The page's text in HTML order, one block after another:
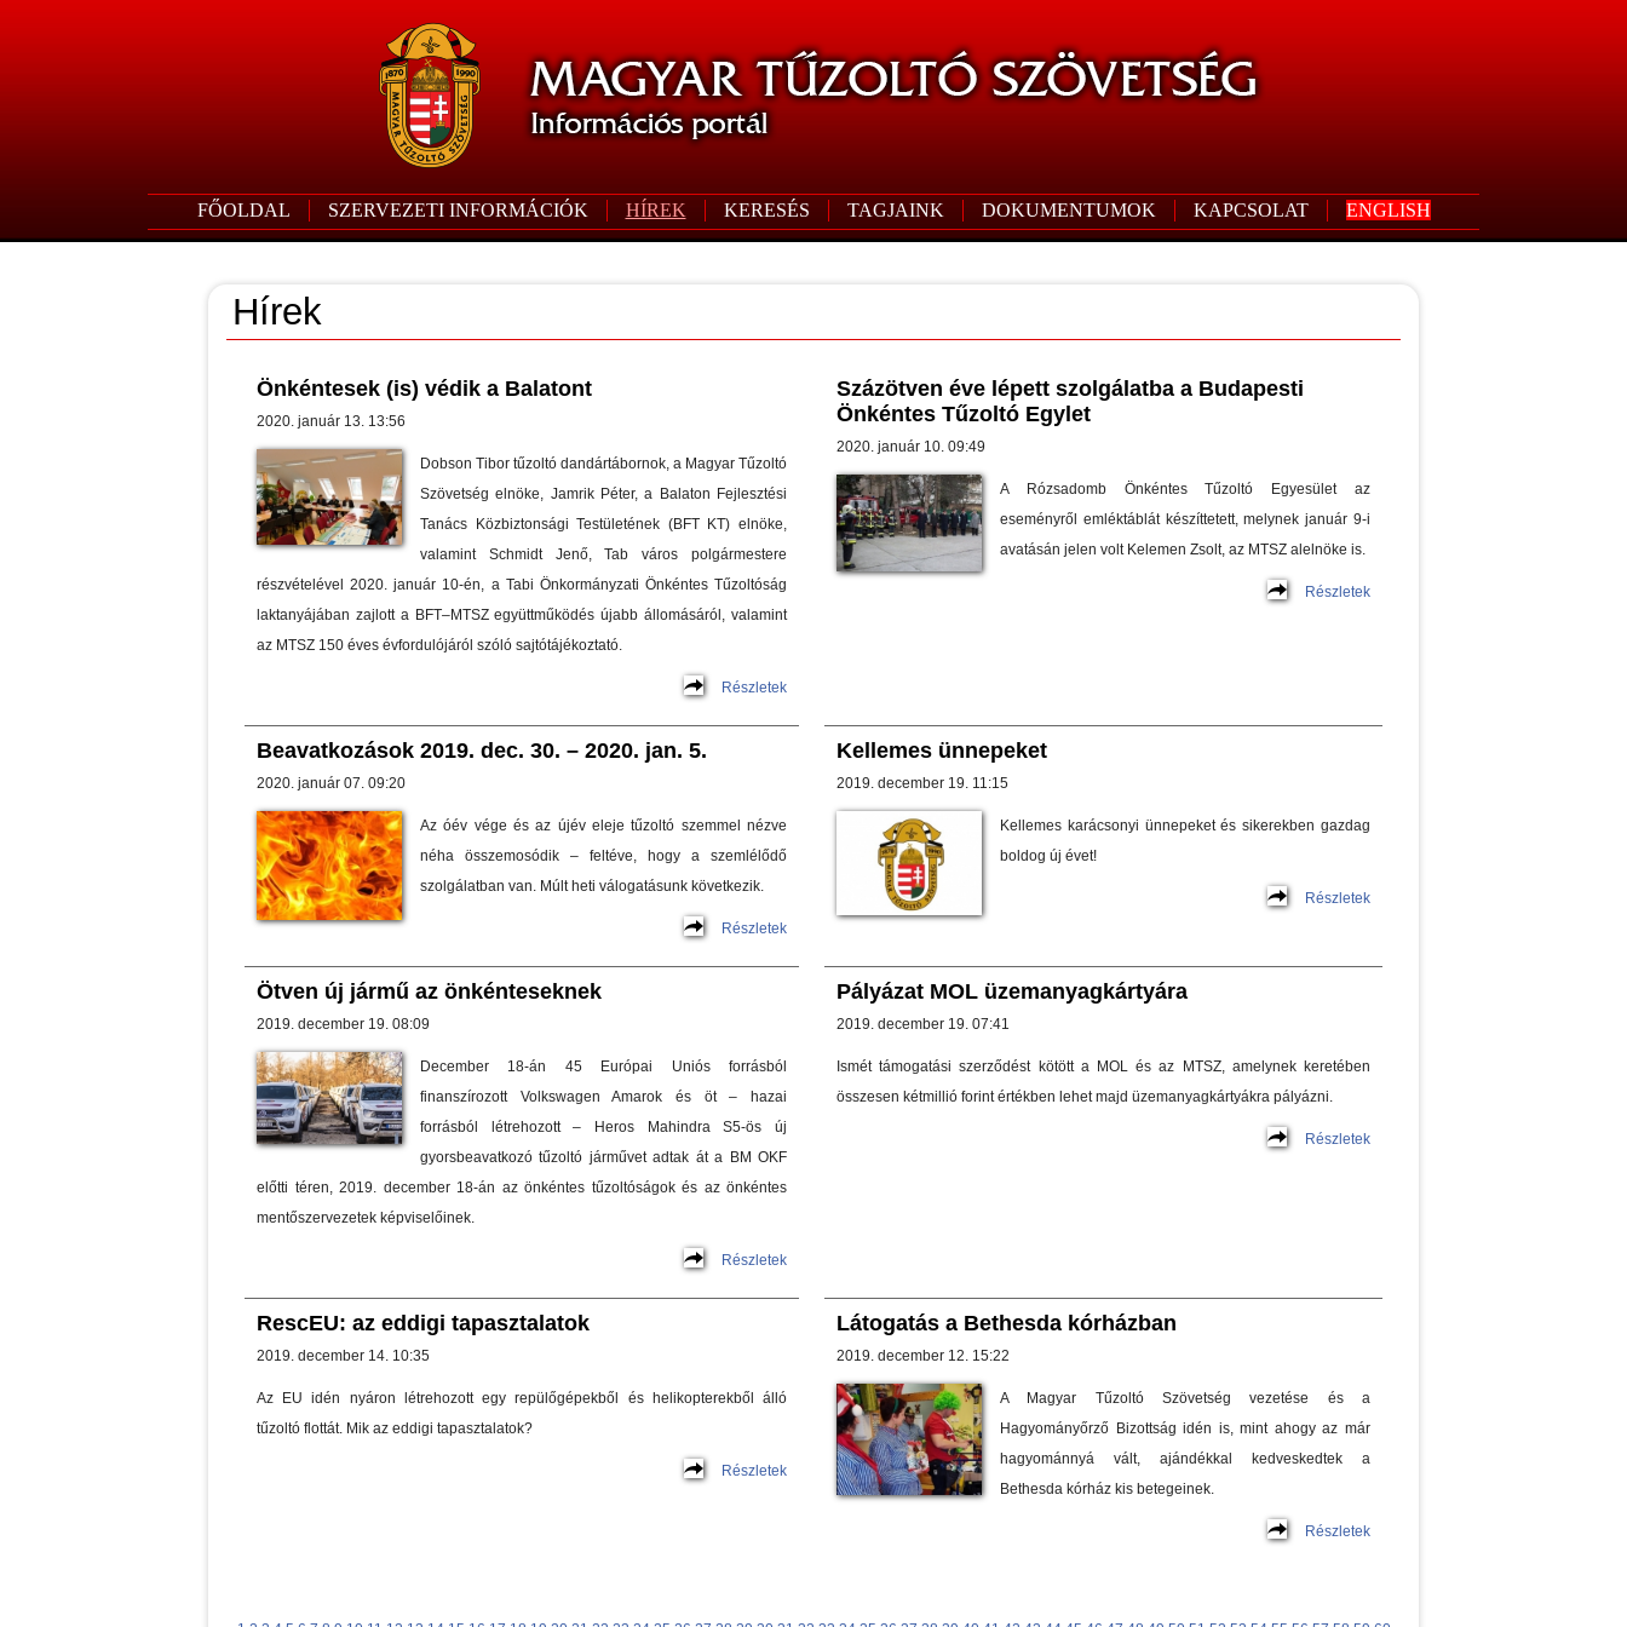
FŐOLDAL SZERVEZETI INFORMÁCIÓK HÍREK KERESÉS TAGJAINK DOKUMENTUMOK KAPCSOLAT ENGLISH
Hírek
Önkéntesek (is) védik a Balatont
2020. január 13. 13:56
Dobson Tibor tűzoltó dandártábornok, a Magyar Tűzoltó
Szövetség elnöke, Jamrik Péter, a Balaton Fejlesztési
Tanács Közbiztonsági Testületének (BFT KT) elnöke,
valamint Schmidt Jenő, Tab város polgármestere
részvételével 2020. január 10-én, a Tabi Önkormányzati Önkéntes Tűzoltóság
laktanyájában zajlott a BFT–MTSZ együttműködés újabb állomásáról, valamint
az MTSZ 150 éves évfordulójáról szóló sajtótájékoztató.
Részletek
Százötven éve lépett szolgálatba a Budapesti
Önkéntes Tűzoltó Egylet
2020. január 10. 09:49
A Rózsadomb Önkéntes Tűzoltó Egyesület az
eseményről emléktáblát készíttetett, melynek január 9-i
avatásán jelen volt Kelemen Zsolt, az MTSZ alelnöke is.
Részletek
Beavatkozások 2019. dec. 30. – 2020. jan. 5.
2020. január 07. 09:20
Az óév vége és az újév eleje tűzoltó szemmel nézve
néha összemosódik – feltéve, hogy a szemlélődő
szolgálatban van. Múlt heti válogatásunk következik.
Részletek
Kellemes ünnepeket
2019. december 19. 11:15
Kellemes karácsonyi ünnepeket és sikerekben gazdag
boldog új évet!
Részletek
Ötven új jármű az önkénteseknek
2019. december 19. 08:09
December 18-án 45 Európai Uniós forrásból
finanszírozott Volkswagen Amarok és öt – hazai
forrásból létrehozott – Heros Mahindra S5-ös új
gyorsbeavatkozó tűzoltó járművet adtak át a BM OKF
előtti téren, 2019. december 18-án az önkéntes tűzoltóságok és az önkéntes
mentőszervezetek képviselőinek.
Részletek
Pályázat MOL üzemanyagkártyára
2019. december 19. 07:41
Ismét támogatási szerződést kötött a MOL és az MTSZ, amelynek keretében
összesen kétmillió forint értékben lehet majd üzemanyagkártyákra pályázni.
Részletek
RescEU: az eddigi tapasztalatok
2019. december 14. 10:35
Az EU idén nyáron létrehozott egy repülőgépekből és helikopterekből álló
tűzoltó flottát. Mik az eddigi tapasztalatok?
Részletek
Látogatás a Bethesda kórházban
2019. december 12. 15:22
A Magyar Tűzoltó Szövetség vezetése és a
Hagyományőrző Bizottság idén is, mint ahogy az már
hagyománnyá vált, ajándékkal kedveskedtek a
Bethesda kórház kis betegeinek.
Részletek